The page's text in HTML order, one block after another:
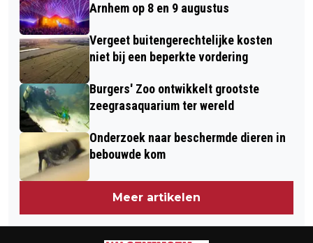
Arnhem op 8 en 9 augustus
Vergeet buitengerechtelijke kosten
niet bij een beperkte vordering
Burgers' Zoo ontwikkelt grootste
zeegrasaquarium ter wereld
Onderzoek naar beschermde dieren in
bebouwde kom
Meer artikelen